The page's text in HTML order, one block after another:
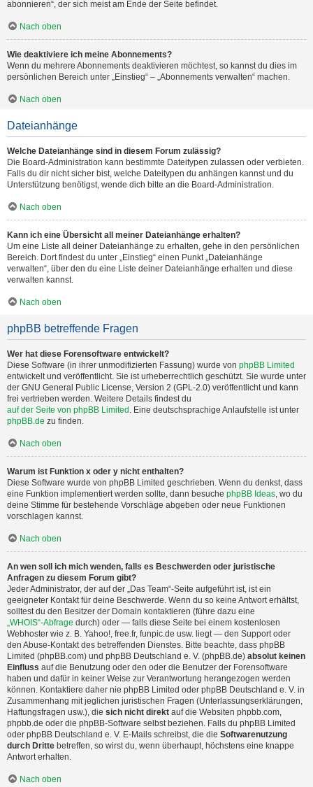
abonnieren“, der sich meist am Ende der Seite befindet.
Nach oben
Wie deaktiviere ich meine Abonnements?
Wenn du mehrere Abonnements deaktivieren möchtest, so kannst du dies im
persönlichen Bereich unter „Einstieg“ – „Abonnements verwalten“ machen.
Nach oben
Dateianhänge
Welche Dateianhänge sind in diesem Forum zulässig?
Die Board-Administration kann bestimmte Dateitypen zulassen oder verbieten.
Falls du dir nicht sicher bist, welche Dateitypen du anhängen kannst und du
Unterstützung benötigst, wende dich bitte an die Board-Administration.
Nach oben
Kann ich eine Übersicht all meiner Dateianhänge erhalten?
Um eine Liste all deiner Dateianhänge zu erhalten, gehe in den persönlichen
Bereich. Dort findest du unter „Einstieg“ einen Punkt „Dateianhänge
verwalten“, über den du eine Liste deiner Dateianhänge erhalten und diese
verwalten kannst.
Nach oben
phpBB betreffende Fragen
Wer hat diese Forensoftware entwickelt?
Diese Software (in ihrer unmodifizierten Fassung) wurde von phpBB Limited
entwickelt und veröffentlicht. Sie ist urheberrechtlich geschützt. Sie wurde unter
der GNU General Public License, Version 2 (GPL-2.0) veröffentlicht und kann
frei vertrieben werden. Weitere Details findest du
auf der Seite von phpBB Limited . Eine deutschsprachige Anlaufstelle ist unter
phpBB.de zu finden.
Nach oben
Warum ist Funktion x oder y nicht enthalten?
Diese Software wurde von phpBB Limited geschrieben. Wenn du denkst, dass
eine Funktion implementiert werden sollte, dann besuche phpBB Ideas, wo du
deine Stimme für bestehende Vorschläge abgeben oder neue Funktionen
vorschlagen kannst.
Nach oben
An wen soll ich mich wenden, falls es Beschwerden oder juristische
Anfragen zu diesem Forum gibt?
Jeder Administrator, der auf der „Das Team“-Seite aufgeführt ist, ist ein
geeigneter Kontakt für deine Beschwerde. Wenn du so keine Antwort erhältst,
solltest du den Besitzer der Domain kontaktieren (führe dazu eine
„WHOIS“-Abfrage durch) oder — falls diese Seite bei einem kostenlosen
Webhoster wie z. B. Yahoo!, free.fr, funpic.de usw. liegt — den Support oder
den Abuse-Kontakt des betreffenden Dienstes. Bitte beachte, dass phpBB
Limited (phpBB.com) und phpBB Deutschland e. V. (phpBB.de) absolut keinen
Einfluss auf die Benutzung oder den oder die Benutzer der Forensoftware
haben und dafür in keiner Weise zur Verantwortung herangezogen werden
können. Kontaktiere daher nie phpBB Limited oder phpBB Deutschland e. V. in
Zusammenhang mit jeglichen juristischen Fragen (Unterlassungserklärungen,
Haftungsfragen usw.), die sich nicht direkt auf die Websiten phpbb.com,
phpbb.de oder die phpBB-Software selbst beziehen. Falls du phpBB Limited
oder phpBB Deutschland e. V. E-Mails schreibst, die die Softwarenutzung
durch Dritte betreffen, so wirst du, wenn überhaupt, höchstens eine knappe
Antwort erhalten.
Nach oben